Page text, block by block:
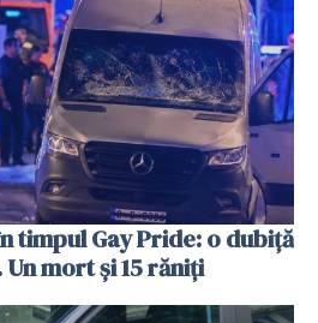
timpul Gay Pride: o dubiță
mort și 15 răniți